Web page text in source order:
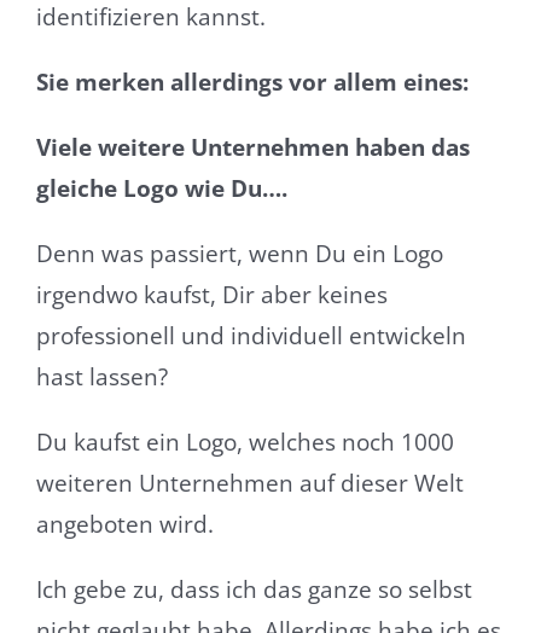
identifizieren kannst.
Sie merken allerdings vor allem eines:
Viele weitere Unternehmen haben das
gleiche Logo wie Du….
Denn was passiert, wenn Du ein Logo
irgendwo kaufst, Dir aber keines
professionell und individuell entwickeln
hast lassen?
Du kaufst ein Logo, welches noch 1000
weiteren Unternehmen auf dieser Welt
angeboten wird.
Ich gebe zu, dass ich das ganze so selbst